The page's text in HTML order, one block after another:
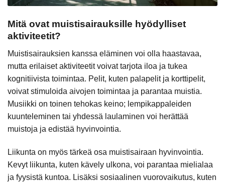
Mitä ovat muistisairauksille hyödylliset
aktiviteetit?
Muistisairauksien kanssa eläminen voi olla haastavaa,
mutta erilaiset aktiviteetit voivat tarjota iloa ja tukea
kognitiivista toimintaa. Pelit, kuten palapelit ja korttipelit,
voivat stimuloida aivojen toimintaa ja parantaa muistia.
Musiikki on toinen tehokas keino; lempikappaleiden
kuunteleminen tai yhdessä laulaminen voi herättää
muistoja ja edistää hyvinvointia.
Liikunta on myös tärkeä osa muistisairaan hyvinvointia.
Kevyt liikunta, kuten kävely ulkona, voi parantaa mielialaa
ja fyysistä kuntoa. Lisäksi sosiaalinen vuorovaikutus, kuten